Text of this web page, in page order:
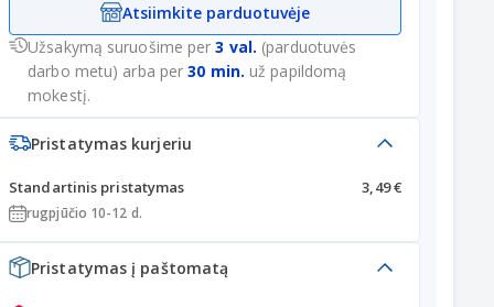
Atsiimkite parduotuvėje
Užsakymą suruošime per3 val. (parduotuvės
darbo metu) arba per30 min. už papildomą
mokestį.
Pristatymas kurjeriu
Standartinis pristatymas 3,49 €
rugpjūčio 10-12 d.
Pristatymas į paštomatą